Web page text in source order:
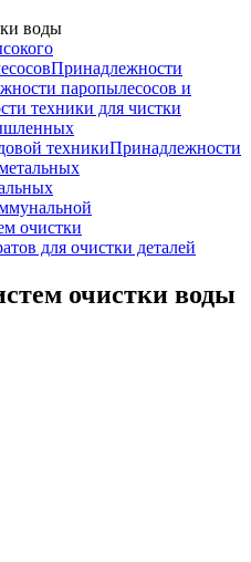
воды
Принадлежности
паропылесосов и
техники для чистки
техникиПринадлежности
очистки
для очистки деталей
очистки воды